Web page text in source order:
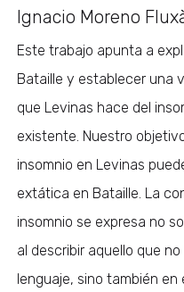
Ignacio Moreno
Este trabajo apunta a
Bataille y establecer una
que Levinas hace del
existente. Nuestro
insomnio en Levinas
extática en Bataille. La
insomnio se expresa no
al describir aquello que
lenguaje, sino también